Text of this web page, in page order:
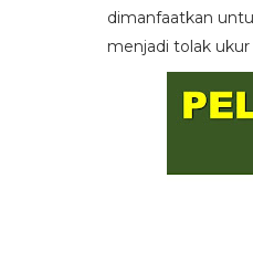
dimanfaatkan
menjadi tolak